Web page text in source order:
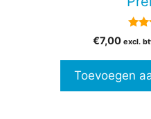
€7,00 excl.
Toevoegen